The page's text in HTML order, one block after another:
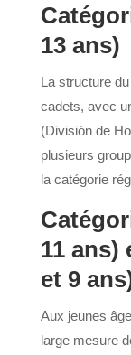
13 ans)
La structure
cadets, avec
(División de
plusieurs
la catégorie
11 ans)
et 9
Aux jeunes
large mesure